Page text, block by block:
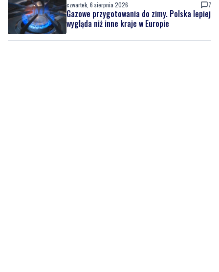
czwartek, 6 sierpnia 2026 7
Gazowe przygotowania do zimy. Polska lepiej
wygląda niż inne kraje w Europie